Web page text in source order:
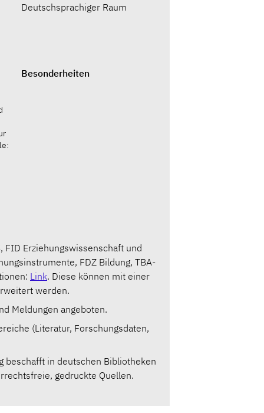
Deutschsprachiger Raum
Besonderheiten
FID Erziehungswissenschaft und
FDZ Bildung, TBA-
Link. Diese können mit einer
werden.
Meldungen angeboten.
(Literatur, Forschungsdaten,
beschafft in deutschen Bibliotheken
gedruckte Quellen.